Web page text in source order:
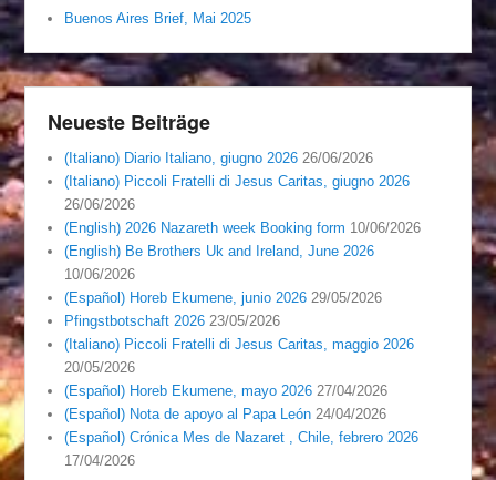
Buenos Aires Brief, Mai 2025
Neueste Beiträge
(Italiano) Diario Italiano, giugno 2026 26/06/2026
(Italiano) Piccoli Fratelli di Jesus Caritas, giugno 2026
26/06/2026
(English) 2026 Nazareth week Booking form 10/06/2026
(English) Be Brothers Uk and Ireland, June 2026
10/06/2026
(Español) Horeb Ekumene, junio 2026 29/05/2026
Pfingstbotschaft 2026 23/05/2026
(Italiano) Piccoli Fratelli di Jesus Caritas, maggio 2026
20/05/2026
(Español) Horeb Ekumene, mayo 2026 27/04/2026
(Español) Nota de apoyo al Papa León 24/04/2026
(Español) Crónica Mes de Nazaret , Chile, febrero 2026
17/04/2026